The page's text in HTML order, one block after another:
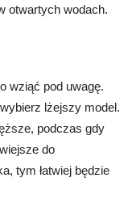
otwartych wodach.
wziąć pod uwagę.
lżejszy model.
podczas gdy
do
tym łatwiej będzie